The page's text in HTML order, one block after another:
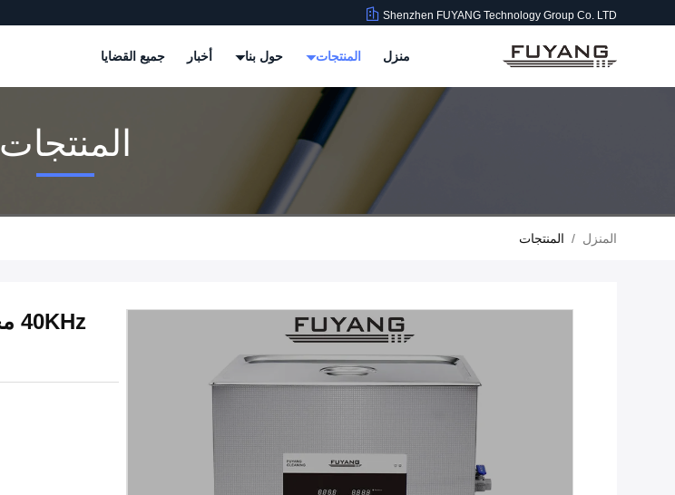
Shenzhen FUYANG Technology Group Co. LTD
منزل المنتجات حول بنا أخبار جميع القضايا
المنتجات
المنزل / المنتجات